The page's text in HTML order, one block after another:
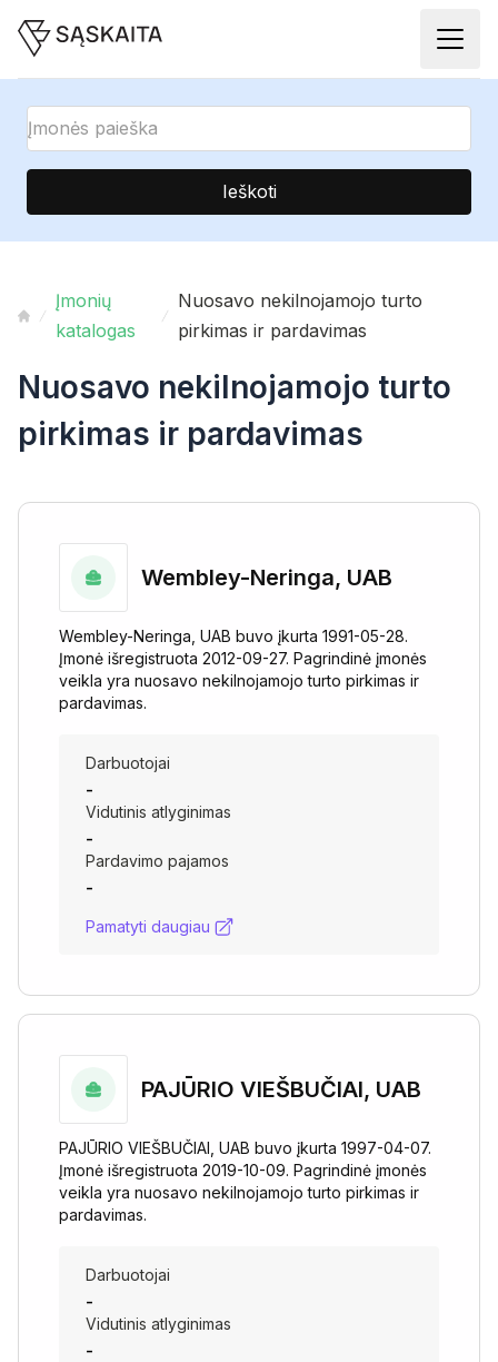
Ieškoti
Įmonių
katalogas
Nuosavo nekilnojamojo turto
pirkimas ir pardavimas
Nuosavo nekilnojamojo turto
pirkimas ir pardavimas
Wembley-Neringa, UAB
Wembley-Neringa, UAB buvo įkurta 1991-05-28.
Įmonė išregistruota 2012-09-27. Pagrindinė įmonės
veikla yra nuosavo nekilnojamojo turto pirkimas ir
pardavimas.
Darbuotojai
-
Vidutinis atlyginimas
-
Pardavimo pajamos
-
Pamatyti daugiau
PAJŪRIO VIEŠBUČIAI, UAB
PAJŪRIO VIEŠBUČIAI, UAB buvo įkurta 1997-04-07.
Įmonė išregistruota 2019-10-09. Pagrindinė įmonės
veikla yra nuosavo nekilnojamojo turto pirkimas ir
pardavimas.
Darbuotojai
-
Vidutinis atlyginimas
-